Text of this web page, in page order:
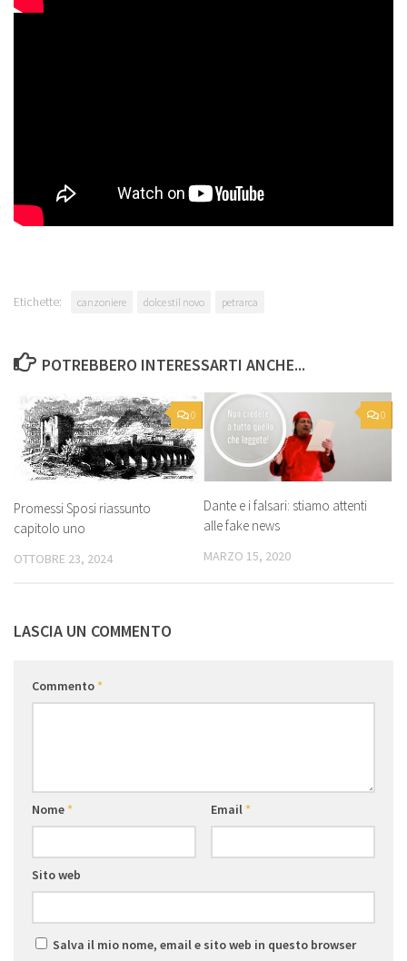
Etichette: canzoniere dolce stil novo petrarca
POTREBBERO INTERESSARTI ANCHE...
0
Promessi Sposi riassunto
capitolo uno
OTTOBRE 23, 2024
0
Dante e i falsari: stiamo attenti
alle fake news
MARZO 15, 2020
LASCIA UN COMMENTO
Commento*
Nome* Email*
Sito web
Salva il mio nome, email e sito web in questo browser